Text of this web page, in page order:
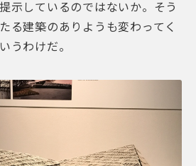
示しているのではないか。そう
る建築のありようも変わってく
うわけだ。